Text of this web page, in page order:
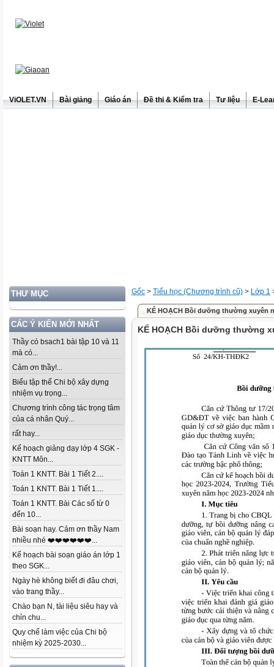
ViOLET.VN Bài giảng Giáo án Đề thi & Kiểm tra Tư liệu E-
THƯ MỤC
CÁC Ý KIẾN MỚI NHẤT
Thầy có bsach1 bài tập 10 và 11
mà có...
Cảm ơn thầy!...
Biểu tập thể Chi bộ xây dựng
nhiệm vụ trọng...
Chương trình công tác trọng tâm
của cá nhân Quý...
rất hay...
Kế hoạch giảng dạy lớp 4 SGK -
KNTT Môn...
Toán 1 KNTT. Bài 1 Tiết 2....
Toán 1 KNTT. Bài 1 Tiết 1....
Toán 1 KNTT. Bài Các số từ 0
đến 10...
Bài soạn hay. Cảm ơn thầy Nam
nhiều nhé ❤️❤️❤️❤️❤️❤️...
Kế hoạch bài soạn giáo án lớp 1
theo SGK...
Ngày hè không biết đi đâu chơi,
vào trang thầy...
Chào bạn N, tài liệu siêu hay và
chỉn chu...
Quy chế làm việc của Chi bộ
nhiệm kỳ 2025-2030...
Gốc > Tiểu học (Chương trình cũ) > Lớp 1
KẾ HOẠCH Bồi dưỡng thường xuyên
KẾ HOẠCH Bồi dưỡng thường